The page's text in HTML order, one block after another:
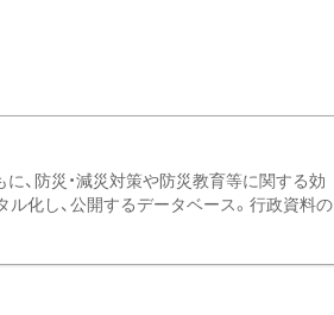
、防災・減災対策や防災教育等に関する効
化し、公開するデータベース。行政資料の